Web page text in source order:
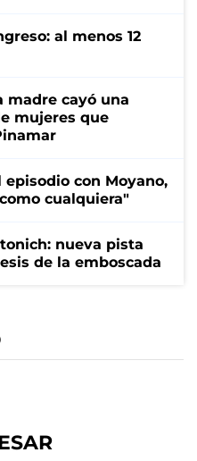
al menos 12
madre cayó una
mujeres que
con Moyano,
cualquiera"
nueva pista
de la emboscada